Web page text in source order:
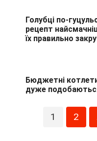
Голубці по-
рецепт
їх правильно
Бюджетні
дуже
1 2